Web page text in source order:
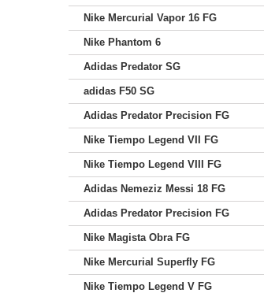
Nike Mercurial Vapor 16 FG
Nike Phantom 6
Adidas Predator SG
adidas F50 SG
Adidas Predator Precision FG
Nike Tiempo Legend VII FG
Nike Tiempo Legend VIII FG
Adidas Nemeziz Messi 18 FG
Adidas Predator Precision FG
Nike Magista Obra FG
Nike Mercurial Superfly FG
Nike Tiempo Legend V FG